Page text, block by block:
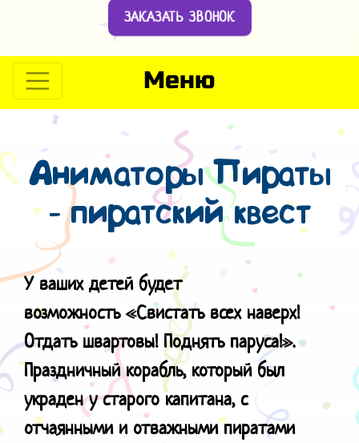
ЗАКАЗАТЬ ЗВОНОК
Меню
Аниматоры Пираты
- пиратский квест
У ваших детей будет
возможность «Свистать всех наверх!
Отдать швартовы! Поднять паруса!».
Праздничный корабль, который был
украден у старого капитана, с
отчаянными и отважными пиратами